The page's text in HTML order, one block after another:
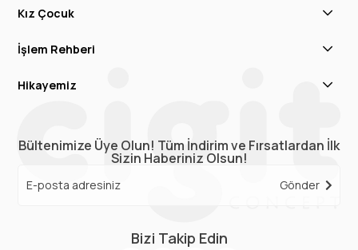
Kız Çocuk
İşlem Rehberi
Hikayemiz
Bültenimize Üye Olun! Tüm İndirim ve Fırsatlardan İlk
Sizin Haberiniz Olsun!
Gönder
Bizi Takip Edin